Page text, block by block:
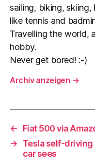
sailing, biking,
like tennis and
Travelling the world,
hobby.
Never get bored! :-)
Archiv anzeigen →
←
Fiat 500 via
→
Tesla self-
car sees